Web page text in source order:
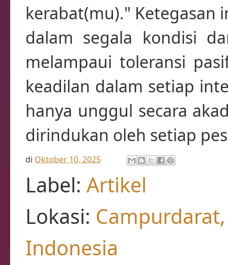
kerabat(mu)." Ketegasan
dalam segala kondisi
melampaui toleransi
keadilan dalam setiap
hanya unggul secara
dirindukan oleh setiap
di Oktober 10, 2025
Label: Artikel
Lokasi:
Indonesia